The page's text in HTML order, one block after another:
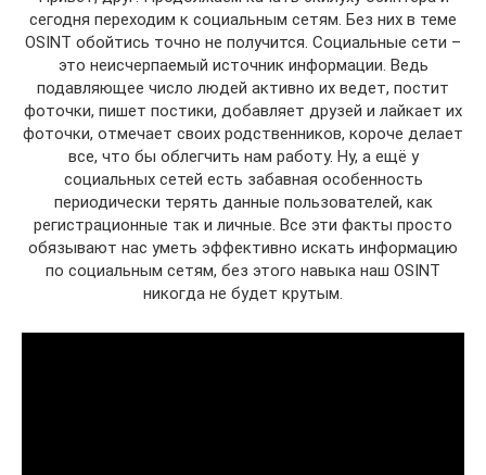
сегодня переходим к социальным сетям. Без них в теме
OSINT обойтись точно не получится. Социальные сети –
это неисчерпаемый источник информации. Ведь
подавляющее число людей активно их ведет, постит
фоточки, пишет постики, добавляет друзей и лайкает их
фоточки, отмечает своих родственников, короче делает
все, что бы облегчить нам работу. Ну, а ещё у
социальных сетей есть забавная особенность
периодически терять данные пользователей, как
регистрационные так и личные. Все эти факты просто
обязывают нас уметь эффективно искать информацию
по социальным сетям, без этого навыка наш OSINT
никогда не будет крутым.